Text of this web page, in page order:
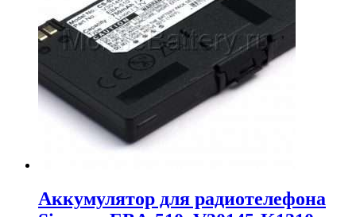
Аккумулятор для радиотелефона